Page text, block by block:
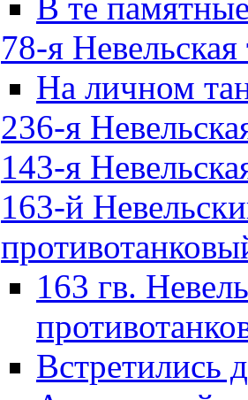
78-я Невельская
На личном
236-я
143-я
163-й
163 гв.
Встретились